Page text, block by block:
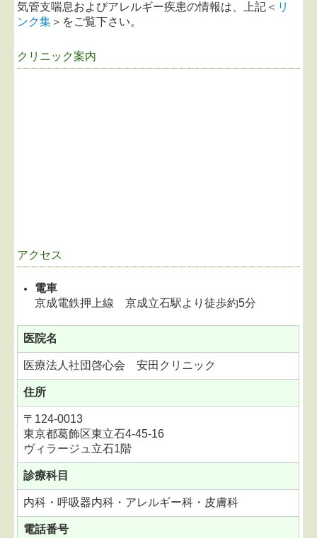
気管支喘息およびアレルギー疾患の情報は、上記＜ リ
ンク集 ＞をご覧下さい。
クリニック案内
アクセス
電車
京成電鉄押上線 京成立石駅より徒歩約5分
医院名
医療法人社団啓心会 安田クリニック
住所
〒 124-0013
東京都葛飾区東立石4-45-16
ヴィラージュ立石1階
診療科目
内科・呼吸器内科・アレルギー科・皮膚科
電話番号